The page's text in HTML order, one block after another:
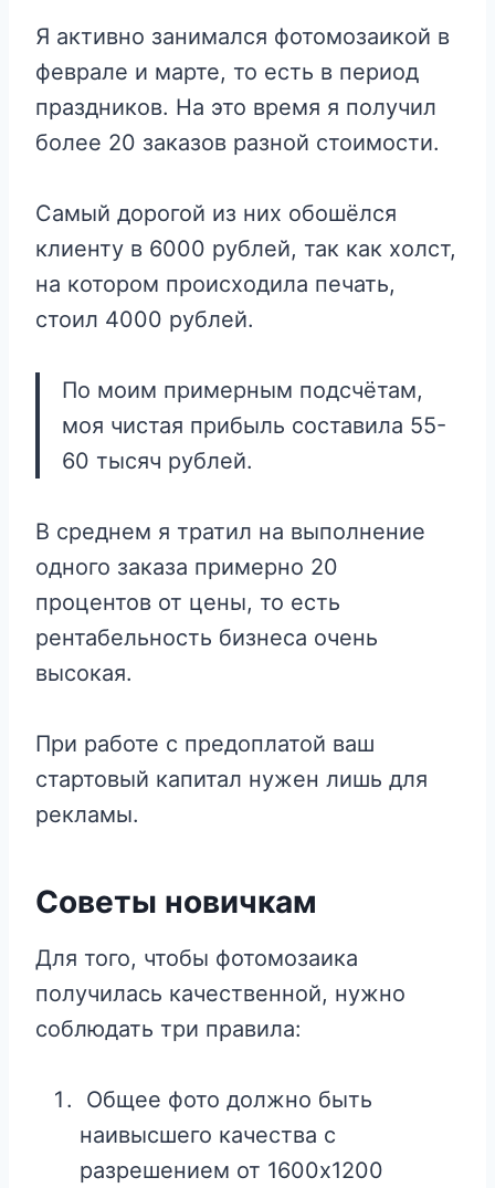
Я активно занимался фотомозаикой в
феврале и марте, то есть в период
праздников. На это время я получил
более 20 заказов разной стоимости.
Самый дорогой из них обошёлся
клиенту в 6000 рублей, так как холст,
на котором происходила печать,
стоил 4000 рублей.
По моим примерным подсчётам,
моя чистая прибыль составила 55-
60 тысяч рублей.
В среднем я тратил на выполнение
одного заказа примерно 20
процентов от цены, то есть
рентабельность бизнеса очень
высокая.
При работе с предоплатой ваш
стартовый капитал нужен лишь для
рекламы.
Советы новичкам
Для того, чтобы фотомозаика
получилась качественной, нужно
соблюдать три правила:
Общее фото должно быть
наивысшего качества с
разрешением от 1600х1200